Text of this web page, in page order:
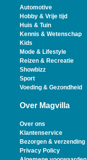
Automotive
Hobby & Vrije tijd
Huis & Tuin
Kennis & Wetenschap
Kids
Mode & Lifestyle
Reizen & Recreatie
Showbizz
Sport
Voeding & Gezondheid
Over Magvilla
Over ons
Klantenservice
Bezorgen & verzending
Privacy Policy